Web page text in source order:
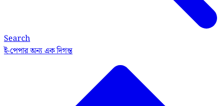
Search
ই-পেপারঅন্য এক দিগন্ত